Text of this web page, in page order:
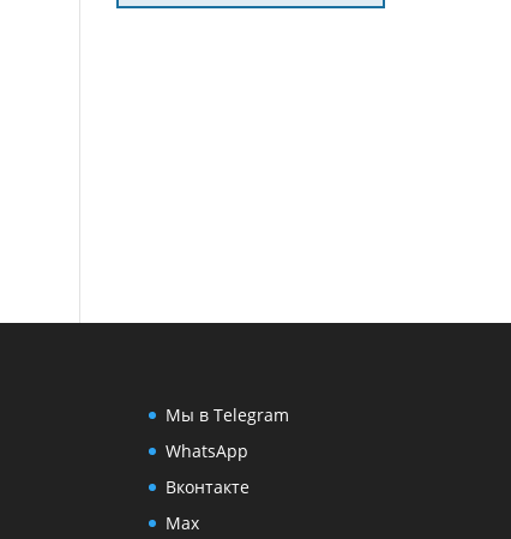
Мы в Telegram
WhatsApp
Вконтакте
Max